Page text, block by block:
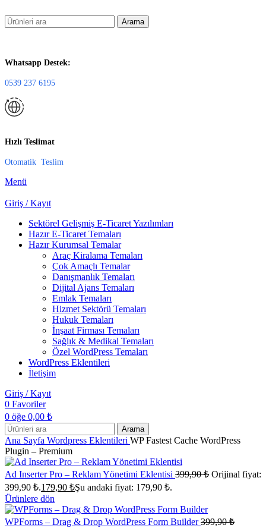
Arama
Whatsapp Destek:
0539 237 6195
Hızlı Teslimat
Otomatik Teslim
Menü
Giriş / Kayıt
Sektörel Gelişmiş E-Ticaret Yazılımları
Hazır E-Ticaret Temaları
Hazır Kurumsal Temalar
Araç Kiralama Temaları
Çok Amaçlı Temalar
Danışmanlık Temaları
Dijital Ajans Temaları
Emlak Temaları
Hizmet Sektörü Temaları
Hukuk Temaları
İnşaat Firması Temaları
Sağlık & Medikal Temaları
Özel WordPress Temaları
WordPress Eklentileri
İletişim
Giriş / Kayıt
0 Favoriler
0 öğe 0,00 ₺
Arama
Ana Sayfa Wordpress Eklentileri WP Fastest Cache WordPress
Plugin – Premium
Ad Inserter Pro – Reklam Yönetimi Eklentisi 399,90₺ Orijinal fiyat:
399,90 ₺.179,90 ₺Şu andaki fiyat: 179,90 ₺.
Ürünlere dön
WPForms – Drag & Drop WordPress Form Builder399,90₺